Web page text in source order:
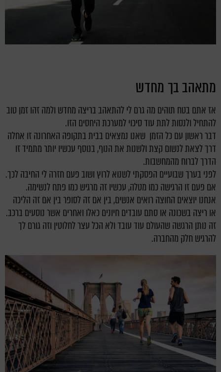
מתאהב בך מחדש
אז אתם בטח תוהים מה גרם לי להתאהב בריצה מחדש ולמה זהו זמן טוב
להתחיל ולנסות לתת עוד סיכוי למערכת היחסים הזו.
דבר ראשון עם כל הזמן שאנו נמצאים בבית בתקופה האחרונה זו אחלה
דרך לצאת לנשום קצת ולשנות את הנוף, בנוסף עכשיו יותר מתמיד זו
הדרך לברוח מהמחשבות.
לפני בערך שבועיים הפסקתי לשנוא לרוץ ושוב פעם חזרה לי החיבה לכך.
אם פעם זו הרגישה כמו מטלה, עכשיו זה מרגיש כמו פתח לנשימה.
אנחנו יוצאים החוצה רואים אנשים, בין אם זה לסופר בין אם זה הליכה
או ריצה בשכונה או סתם עובדים חיונים כאלו ואחרים אשר נוסעים ברכב.
זה נותן הרגשה שהעולם עוד עובד ולא הכל עצר לחלוטין וזה גורם לך
להרגיש חלק מהחברה.